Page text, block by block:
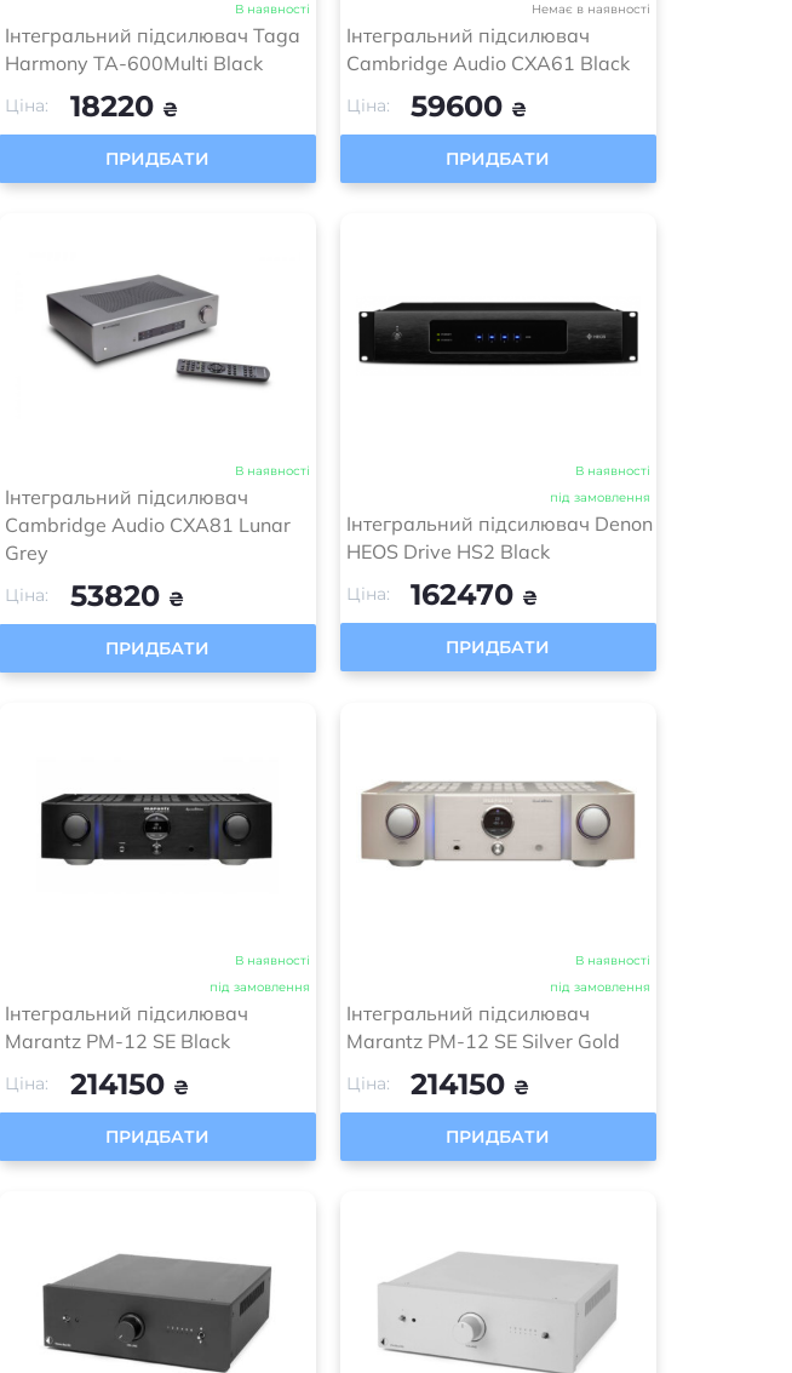
В наявності
Інтегральний підсилювач Taga
Harmony TA-600Multi Black
Ціна: 18220 ₴
ПРИДБАТИ
Немає в наявності
Інтегральний підсилювач
Cambridge Audio CXA61 Black
Ціна: 59600 ₴
ПРИДБАТИ
В наявності
Інтегральний підсилювач
Cambridge Audio CXA81 Lunar
Grey
Ціна: 53820 ₴
ПРИДБАТИ
В наявності
під замовлення
Інтегральний підсилювач Denon
HEOS Drive HS2 Black
Ціна: 162470 ₴
ПРИДБАТИ
В наявності
під замовлення
Інтегральний підсилювач
Marantz PM-12 SE Black
Ціна: 214150 ₴
ПРИДБАТИ
В наявності
під замовлення
Інтегральний підсилювач
Marantz PM-12 SE Silver Gold
Ціна: 214150 ₴
ПРИДБАТИ